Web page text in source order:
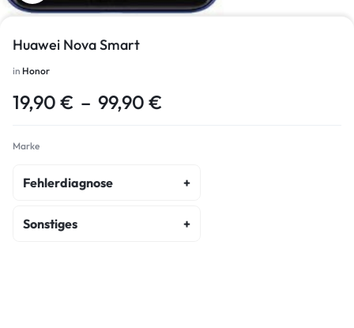
Huawei Nova Smart
in Honor
19,90 € – 99,90 €
Marke
Fehlerdiagnose
fehlerdiagnose
Sonstiges